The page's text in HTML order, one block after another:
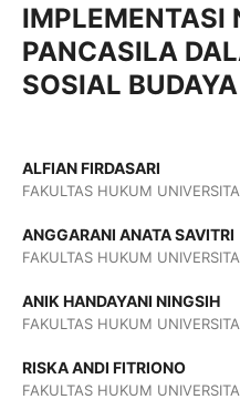
IMPLEMENTASI
PANCASILA
SOSIAL BUDAYA
ALFIAN FIRDASARI
FAKULTAS HUKUM
ANGGARANI ANATA SAVITRI
FAKULTAS HUKUM
ANIK HANDAYANI NINGSIH
FAKULTAS HUKUM
RISKA ANDI FITRIONO
FAKULTAS HUKUM